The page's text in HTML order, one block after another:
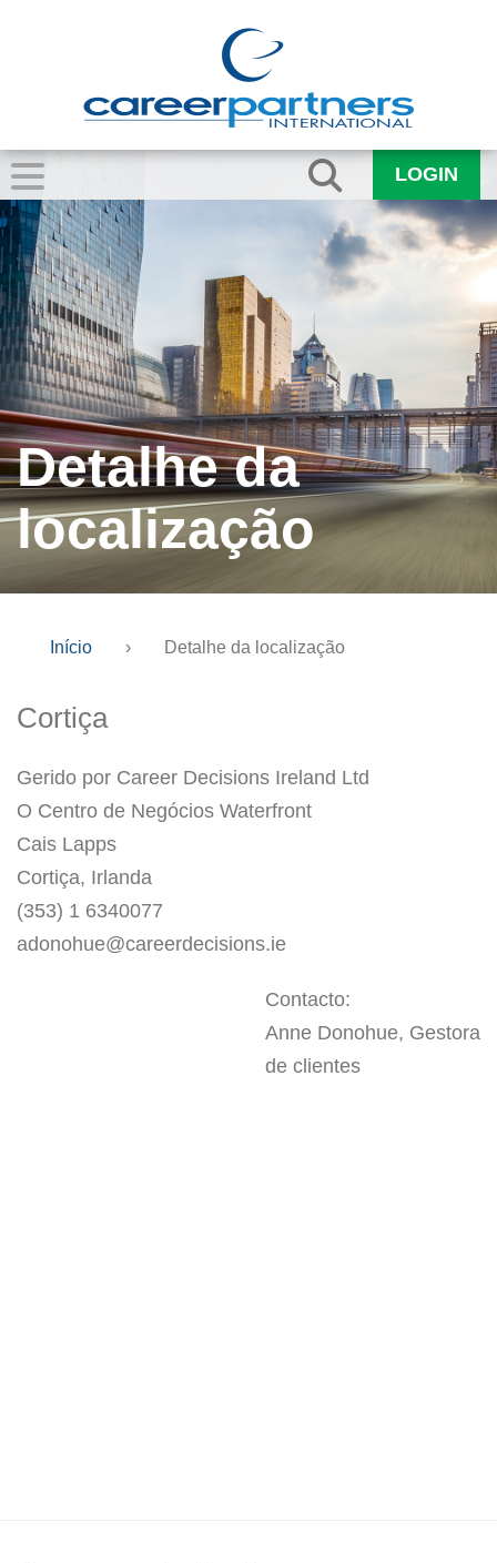
LOGIN
Detalhe da
localização
Início › Detalhe da localização
Cortiça
Gerido por Career Decisions Ireland Ltd
O Centro de Negócios Waterfront
Cais Lapps
Cortiça, Irlanda
(353) 1 6340077
adonohue@careerdecisions.ie
Contacto:
Anne Donohue, Gestora
de clientes